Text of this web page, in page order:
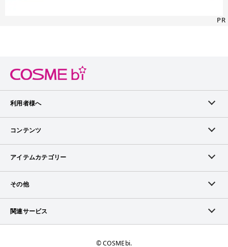
PR
利用者様へ
メンバーログイン
メンバー会員について
アイテム掲載リクエスト
コンテンツ
ランキング
ブランドから探す
ピックアップ特集
アイテムカテゴリー
スキンケア
その他
お問い合わせ（ブランド様）
関連サービス
©︎ COSMEbi.